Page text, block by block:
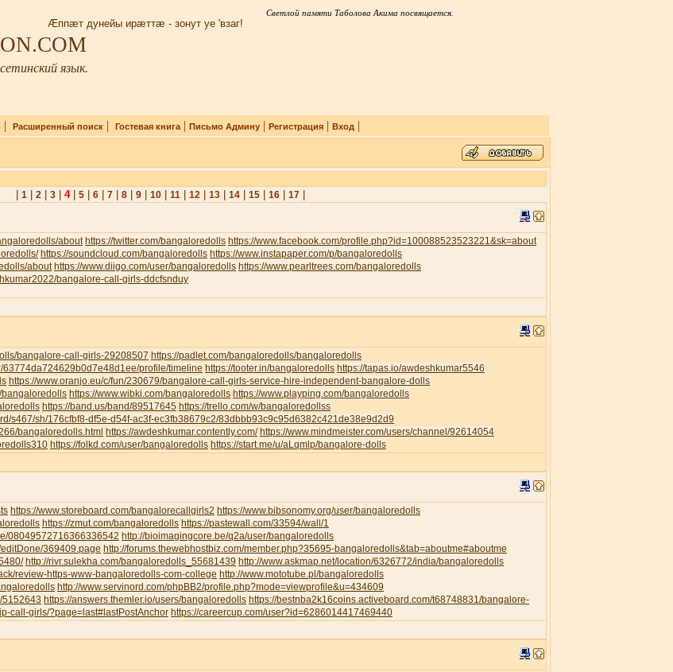
Светлой памяти Таболова Акима посвящается.
Æппæт дунейы ирæттæ - зонут уе 'взаг!
язык.
| Расширенный поиск| Гостевая книга| Письмо Админу| Регистрация| Вход |
1| 2| 3| 4| 5| 6| 7| 8| 9| 10| 11| 12| 13| 14| 15| 16| 17|
about https://twitter.com/bangaloredolls https://www.facebook.com/profile.php?id=100088523523221&sk=about
https://soundcloud.com/bangaloredolls https://www.instapaper.com/p/bangaloredolls
about https://www.diigo.com/user/bangaloredolls https://www.pearltrees.com/bangaloredolls
bangalore-call-girls-ddcfsnduy
bangalore-call-girls-29208507 https://padlet.com/bangaloredolls/bangaloredolls
63774da724629b0d7e48d1ee/profile/timeline https://tooter.in/bangaloredolls https://tapas.io/awdeshkumar5546
https://www.oranjo.eu/c/fun/230679/bangalore-call-girls-service-hire-independent-bangalore-dolls
bangaloredolls https://www.wibki.com/bangaloredolls https://www.playping.com/bangaloredolls
https://band.us/band/89517645 https://trello.com/w/bangaloredollss
s467/sh/176cfbf8-df5e-d54f-ac3f-ec3fb38679c2/83dbbb93c9c95d6382c421de38e9d2d9
bangaloredolls.html https://awdeshkumar.contently.com/ https://www.mindmeister.com/users/channel/92614054
https://folkd.com/user/bangaloredolls https://start.me/u/aLqmlp/bangalore-dolls
https://www.storeboard.com/bangalorecallgirls2 https://www.bibsonomy.org/user/bangaloredolls
https://zmut.com/bangaloredolls https://pastewall.com/33594/wall/1
08049572716366336542 http://bioimagingcore.be/q2a/user/bangaloredolls
369409.page http://forums.thewebhostbiz.com/member.php?35695-bangaloredolls&tab=aboutme#aboutme
http://rivr.sulekha.com/bangaloredolls_55681439 http://www.askmap.net/location/6326772/india/bangaloredolls
review-https-www-bangaloredolls-com-college http://www.mototube.pl/bangaloredolls
http://www.servinord.com/phpBB2/profile.php?mode=viewprofile&u=434609
5152643 https://answers.themler.io/users/bangaloredolls https://bestnba2k16coins.activeboard.com/t68748831/bangalore-
call-girls/?page=last#lastPostAnchor https://careercup.com/user?id=6286014417469440